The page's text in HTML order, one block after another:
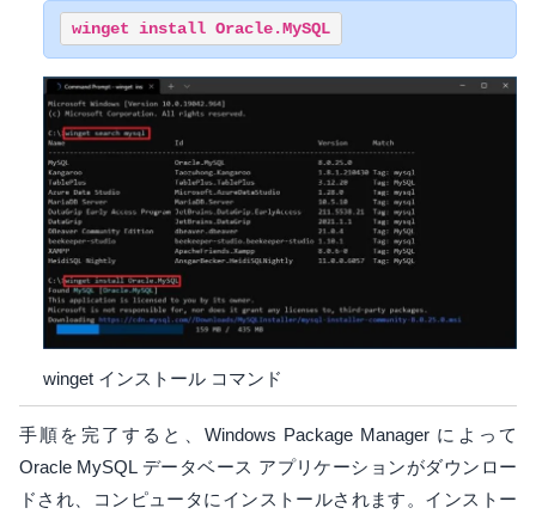
winget install Oracle.MySQL
winget インストール コマンド
手順を完了すると、Windows Package Manager によって
Oracle MySQL データベース アプリケーションがダウンロー
ドされ、コンピュータにインストールされます。インストー